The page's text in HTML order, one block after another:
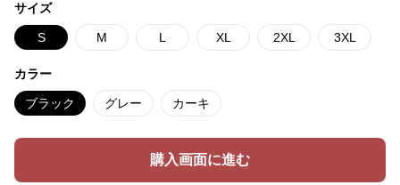
サイズ
S M L XL 2XL 3XL
カラー
ブラック グレー カーキ
購入画面に進む